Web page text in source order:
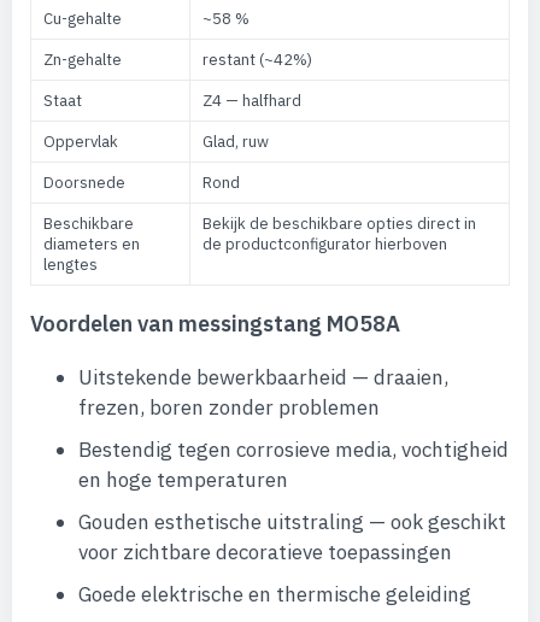
Cu-gehalte
~58 %
Zn-gehalte
restant (~42%)
Staat
Z4 — halfhard
Oppervlak
Glad, ruw
Doorsnede
Rond
Beschikbare
diameters en
lengtes
Bekijk de beschikbare opties direct in
de productconfigurator hierboven
Voordelen van messingstang MO58A
Uitstekende bewerkbaarheid — draaien,
frezen, boren zonder problemen
Bestendig tegen corrosieve media, vochtigheid
en hoge temperaturen
Gouden esthetische uitstraling — ook geschikt
voor zichtbare decoratieve toepassingen
Goede elektrische en thermische geleiding